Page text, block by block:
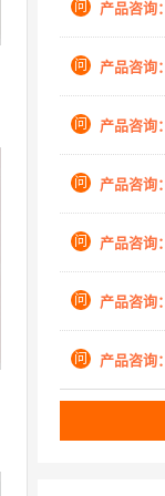
问 产品咨询：
问 产品咨询：
问 产品咨询：
问 产品咨询：
问 产品咨询：
问 产品咨询：
问 产品咨询：